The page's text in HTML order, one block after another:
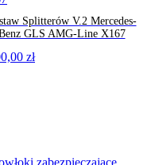
Splitterów V.2 Mercedes-
GLS AMG-Line X167
zł